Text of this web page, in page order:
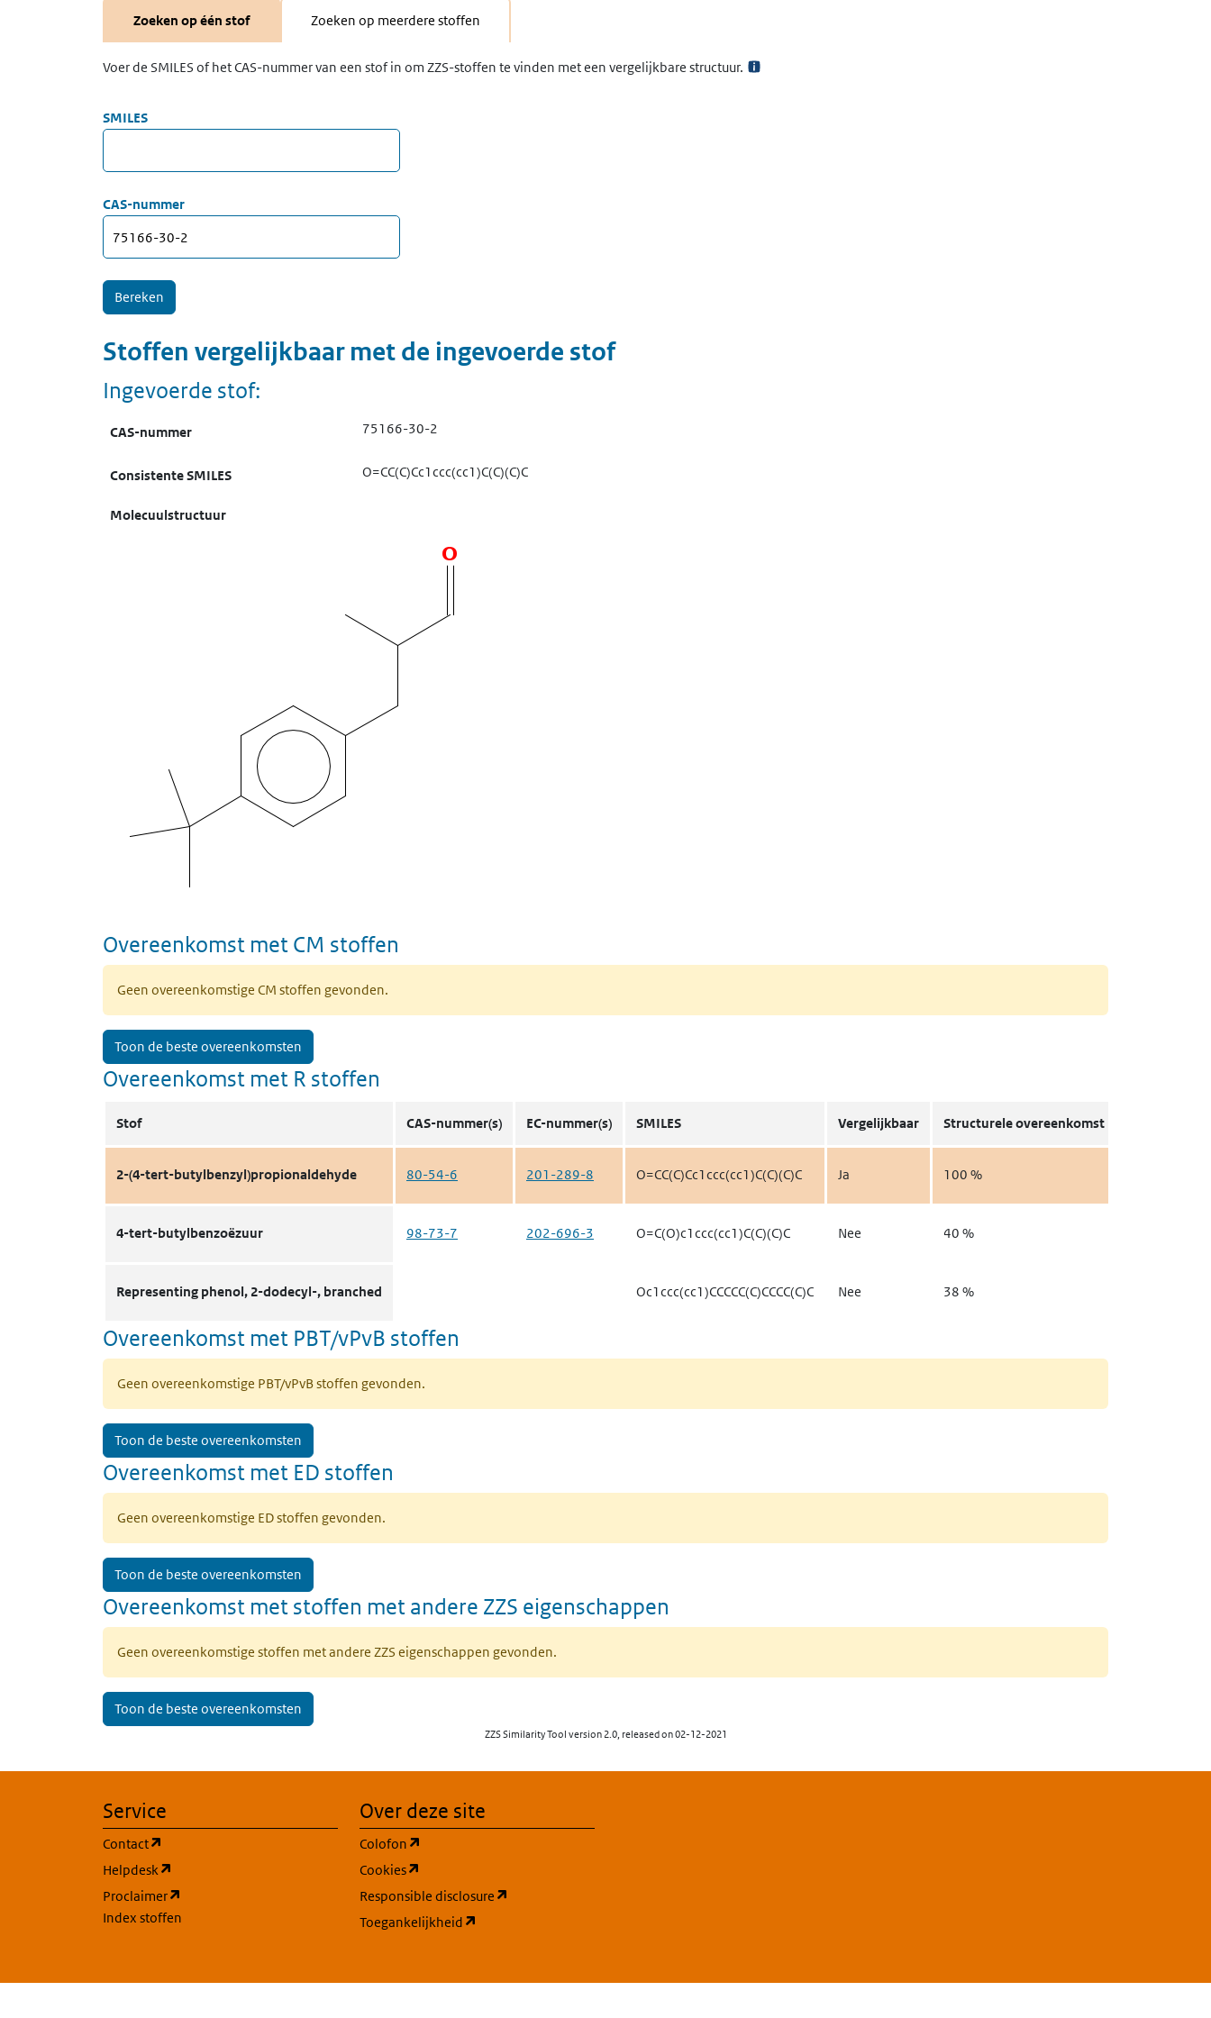
Zoeken op één stof Zoeken op meerdere stoffen
Voer de SMILES of het CAS-nummer van een stof in om ZZS-stoffen te vinden met een vergelijkbare structuur.
SMILES
CAS-nummer
Stoffen vergelijkbaar met de ingevoerde stof
Ingevoerde stof:
CAS-nummer 75166-30-2
Consistente SMILES O=CC(C)Cc1ccc(cc1)C(C)(C)C
Molecuulstructuur
Overeenkomst met CM stoffen
Geen overeenkomstige CM stoffen gevonden.
Toon de beste overeenkomsten
Overeenkomst met R stoffen
Stof CAS-nummer(s) EC-nummer(s) SMILES Vergelijkbaar Structurele overeenkomst
2-(4-tert-butylbenzyl)propionaldehyde 80-54-6 201-289-8 O=CC(C)Cc1ccc(cc1)C(C)(C)C Ja 100 %
4-tert-butylbenzoëzuur 98-73-7 202-696-3 O=C(O)c1ccc(cc1)C(C)(C)C Nee 40 %
Representing phenol, 2-dodecyl-, branched Oc1ccc(cc1)CCCCC(C)CCCC(C)C Nee 38 %
Overeenkomst met PBT/vPvB stoffen
Geen overeenkomstige PBT/vPvB stoffen gevonden.
Toon de beste overeenkomsten
Overeenkomst met ED stoffen
Geen overeenkomstige ED stoffen gevonden.
Toon de beste overeenkomsten
Overeenkomst met stoffen met andere ZZS eigenschappen
Geen overeenkomstige stoffen met andere ZZS eigenschappen gevonden.
Toon de beste overeenkomsten
ZZS Similarity Tool version 2.0, released on 02-12-2021
Service
Contact
Helpdesk
Proclaimer
Index stoffen
Over deze site
Colofon
Cookies
Responsible disclosure
Toegankelijkheid